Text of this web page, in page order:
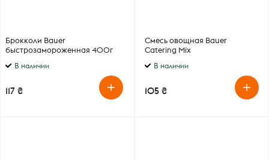
Брокколи Bauer
быстрозамороженная 400г
В наличии
117 ₴
Смесь овощная Bauer
Catering Mix
В наличии
105 ₴